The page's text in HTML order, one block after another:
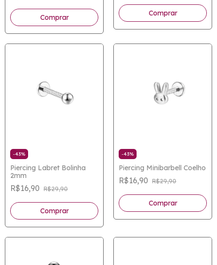
-43%
Piercing Labret Bolinha
2mm
R$16,90 R$29,90
Comprar
-43%
Piercing Minibarbell Coelho
R$16,90 R$29,90